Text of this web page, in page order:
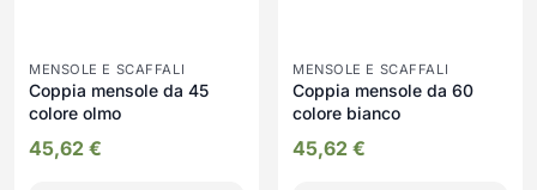
MENSOLE E SCAFFALI
Coppia mensole da 45
colore olmo
45,62 €
MENSOLE E SCAFFALI
Coppia mensole da 60
colore bianco
45,62 €